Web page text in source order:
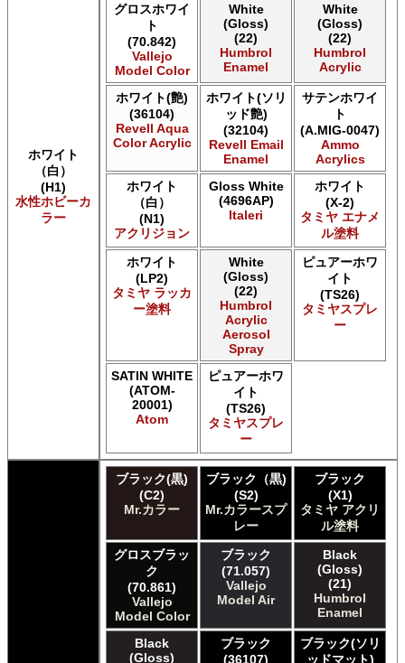
ホワイト
（白）
(H1)
水性ホビーカ
ラー
グロスホワイ
ト
(70.842)
Vallejo
Model Color
White
(Gloss)
(22)
Humbrol
Enamel
White
(Gloss)
(22)
Humbrol
Acrylic
ホワイト(艶)
(36104)
Revell Aqua
Color Acrylic
ホワイト(ソリ
ッド艶)
(32104)
Revell Email
Enamel
サテンホワイ
ト
(A.MIG-0047)
Ammo
Acrylics
ホワイト
（白）
(N1)
アクリジョン
Gloss White
(4696AP)
Italeri
ホワイト
(X-2)
タミヤ エナメ
ル塗料
ホワイト
(LP2)
タミヤ ラッカ
ー塗料
White
(Gloss)
(22)
Humbrol
Acrylic
Aerosol
Spray
ピュアーホワ
イト
(TS26)
タミヤスプレ
ー
SATIN WHITE
(ATOM-
20001)
Atom
ピュアーホワ
イト
(TS26)
タミヤスプレ
ー
ブラック(黒)
(C2)
Mr.カラー
ブラック（黒)
(S2)
Mr.カラースプ
レー
ブラック
(X1)
タミヤ アクリ
ル塗料
グロスブラッ
ク
(70.861)
Vallejo
Model Color
ブラック
(71.057)
Vallejo
Model Air
Black
(Gloss)
(21)
Humbrol
Enamel
Black
(Gloss)
ブラック
(36107)
ブラック(ソリ
ッドマット)